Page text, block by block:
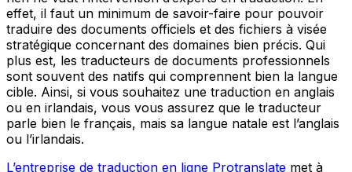
effet, il faut un minimum de savoir-faire pour pouvoir
traduire des documents officiels et des fichiers à visée
stratégique concernant des domaines bien précis. Qui
plus est, les traducteurs de documents professionnels
sont souvent des natifs qui comprennent bien la langue
cible. Ainsi, si vous souhaitez une traduction en anglais
ou en irlandais, vous vous assurez que le traducteur
parle bien le français, mais sa langue natale est l’anglais
ou l’irlandais.
L’entreprise de traduction en ligne Protranslate met à